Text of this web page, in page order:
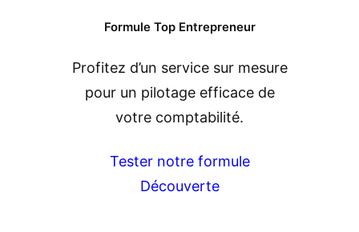
Formule Top Entrepreneur
Profitez d’un service sur mesure
pour un pilotage efficace de
votre comptabilité.
Tester notre formule
Découverte